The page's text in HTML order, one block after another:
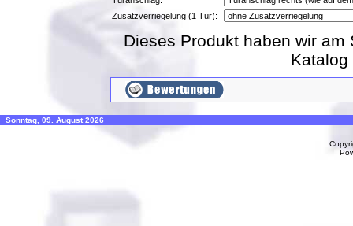
Zusatzverriegelung (1 Tür):
Dieses Produkt haben wir
Sonntag, 09. August 2026